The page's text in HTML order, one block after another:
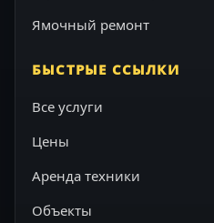
Ямочный ремонт
БЫСТРЫЕ ССЫЛКИ
Все услуги
Цены
Аренда техники
Объекты